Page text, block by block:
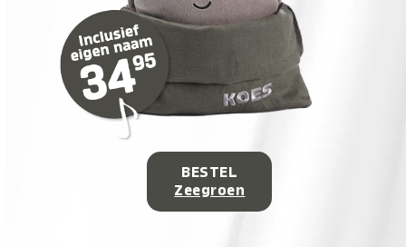
BESTEL
Zeegroen